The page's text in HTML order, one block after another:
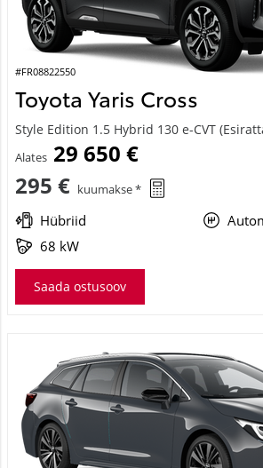
#FR08822550
Toyota Yaris Cross
Style Edition 1.5 Hybrid 130 e-CVT
Alates 29 650 €
295 € kuumakse *
Hübriid
68 kW
Saada ostusoov